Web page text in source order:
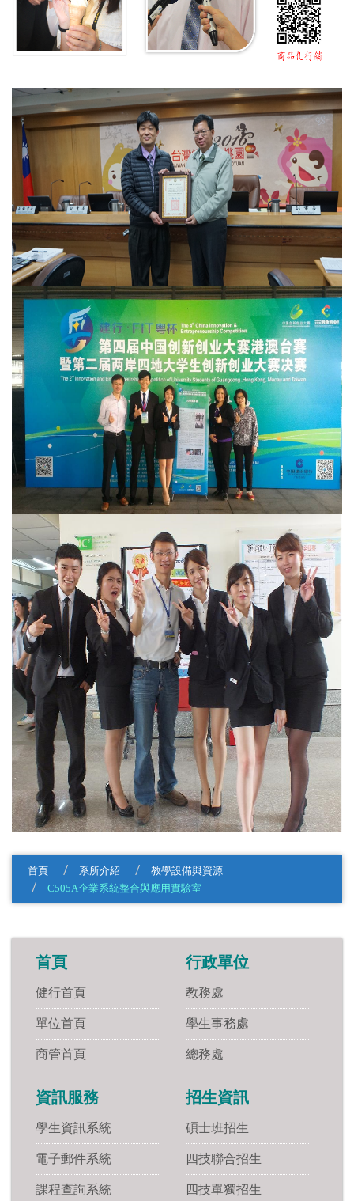
首頁 系所介紹
教學設備與資源
C505A企業系統整合與應用實驗室
首頁
健行首頁
單位首頁
商管首頁
行政單位
教務處
學生事務處
總務處
資訊服務
學生資訊系統
電子郵件系統
課程查詢系統
招生資訊
碩士班招生
四技聯合招生
四技單獨招生